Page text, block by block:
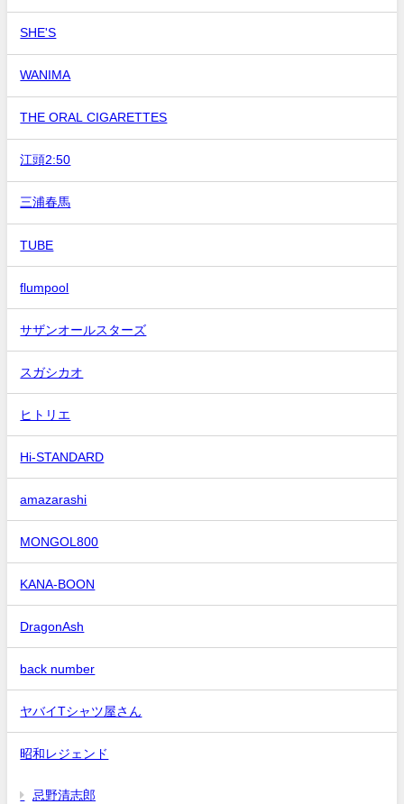
SHE'S
WANIMA
THE ORAL CIGARETTES
江頭2:50
三浦春馬
TUBE
flumpool
サザンオールスターズ
スガシカオ
ヒトリエ
Hi-STANDARD
amazarashi
MONGOL800
KANA-BOON
DragonAsh
back number
ヤバイTシャツ屋さん
昭和レジェンド
忌野清志郎